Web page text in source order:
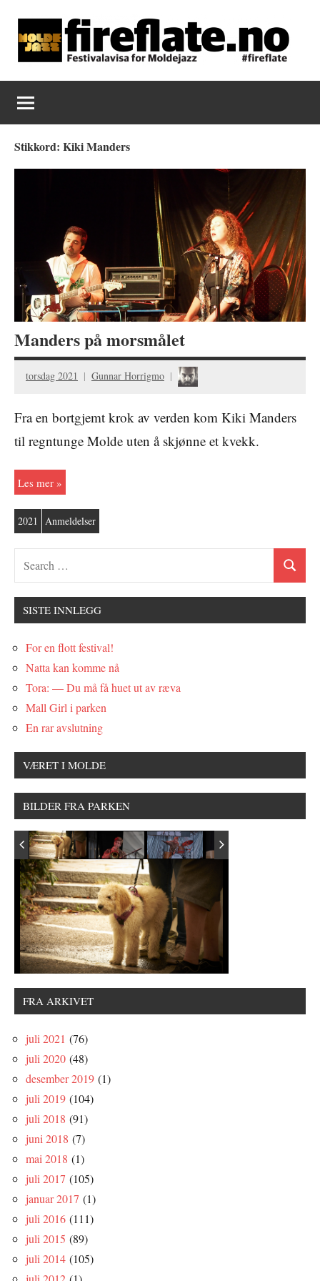
content
Fireflate
Stikkord: Kiki Manders
Manders på morsmålet
torsdag 2021 Gunnar Horrigmo
Fra en bortgjemt krok av verden kom Kiki Manders
til regntunge Molde uten å skjønne et kvekk.
Les mer
2021 Anmeldelser
SISTE INNLEGG
For en flott festival!
Natta kan komme nå
Tora: — Du må få huet ut av ræva
Mall Girl i parken
En rar avslutning
VÆRET I MOLDE
BILDER FRA PARKEN
FRA ARKIVET
juli 2021 (76)
juli 2020 (48)
desember 2019 (1)
juli 2019 (104)
juli 2018 (91)
juni 2018 (7)
mai 2018 (1)
juli 2017 (105)
januar 2017 (1)
juli 2016 (111)
juli 2015 (89)
juli 2014 (105)